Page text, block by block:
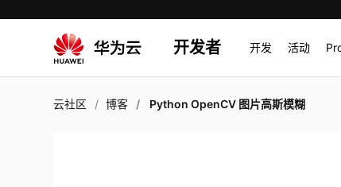
开发者 开发 活动
云社区 博客 Python OpenCV 图片高斯模糊